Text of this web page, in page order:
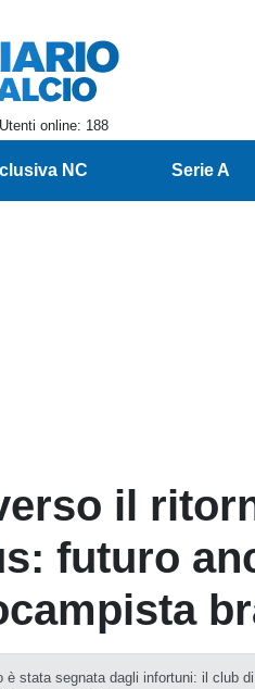
Utenti online: 188
NC Serie A
il
futuro
è stata segnata dagli infortuni: il club